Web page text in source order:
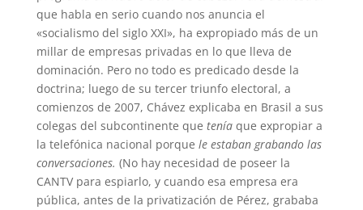
que habla en serio cuando nos anuncia el
«socialismo del siglo XXI», ha expropiado más de un
millar de empresas privadas en lo que lleva de
dominación. Pero no todo es predicado desde la
doctrina; luego de su tercer triunfo electoral, a
comienzos de 2007, Chávez explicaba en Brasil a sus
colegas del subcontinente que teníaque expropiar a
la telefónica nacional porque le estaban grabando las
conversaciones. (No hay necesidad de poseer la
CANTV para espiarlo, y cuando esa empresa era
pública, antes de la privatización de Pérez, grababa